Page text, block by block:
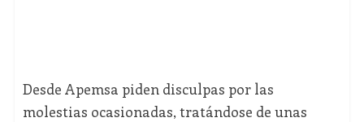
Desde Apemsa piden disculpas por las
molestias ocasionadas, tratándose de unas